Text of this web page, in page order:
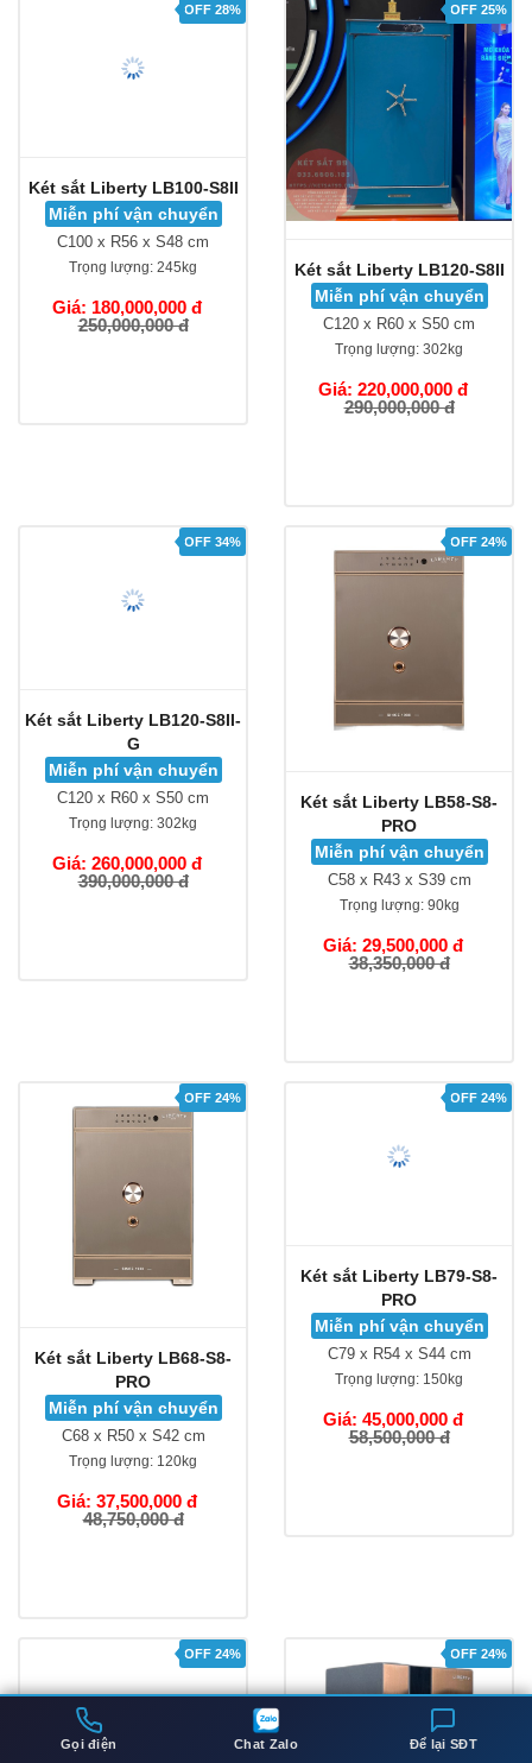
Gọi điện Chat Zalo Để lại SĐT
OFF 28%
Két sắt Liberty LB100-S8II
Miễn phí vận chuyển
C100 x R56 x S48 cm
OFF 25%
Két sắt Liberty LB120-S8II
Miễn phí vận chuyển
C120 x R60 x S50 cm
Trọng lượng: 302kg
Giá: 220,000,000 đ
290,000,000 đ
OFF 34%
Két sắt Liberty LB120-S8II-
G
Miễn phí vận chuyển
C120 x R60 x S50 cm
OFF 24%
Két sắt Liberty LB58-S8-
PRO
Miễn phí vận chuyển
C58 x R43 x S39 cm
Trọng lượng:90kg
Giá: 29,500,000 đ
38,350,000 đ
OFF 24%
Két sắt Liberty LB68-S8-
PRO
Miễn phí vận chuyển
C68 x R50 x S42 cm
Trọng lượng: 120kg
Giá: 37,500,000 đ
48,750,000 đ
OFF 24%
Két sắt Liberty LB79-S8-
PRO
Miễn phí vận chuyển
C79 x R54 x S44 cm
OFF 24% OFF 24%